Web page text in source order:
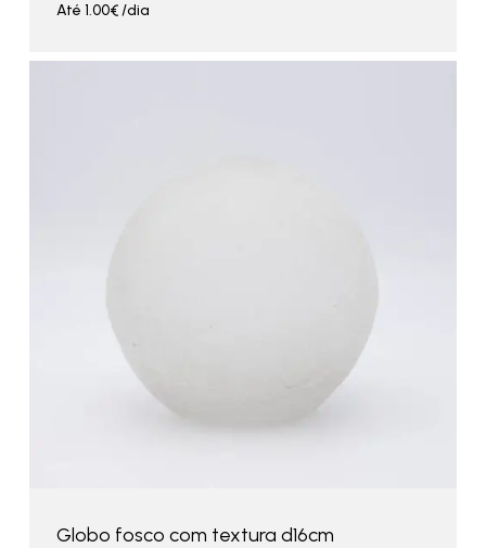
Até 1.00€/dia
Globo fosco com textura d16cm